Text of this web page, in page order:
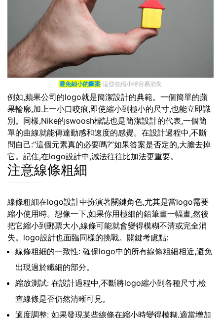
避免細小的圖案 這些在縮小時容易消失
例如,蘋果公司的logo就是簡潔設計的典範。一個簡單的蘋
果輪廓,加上一小口咬痕,即使縮小到極小的尺寸,也能立即識
別。同樣,Nike的swoosh標誌也是簡潔設計的代表,一個簡
單的曲線就能傳達動感和速度的感覺。在設計過程中,不斷
問自己:”這個元素真的必要嗎?”如果答案是否定的,大膽去掉
它。記住,在logo設計中,減法往往比加法更重要。
注意線條粗細
線條粗細在logo設計中扮演著關鍵角色,尤其是當logo需要
縮小使用時。想像一下,如果你用極細的鉛筆畫一幅畫,然後
把它縮小到郵票大小,線條可能就會變得模糊不清或完全消
失。logo設計也面臨同樣的挑戰。關鍵考慮點:
線條粗細的一致性: 確保logo中的所有線條粗細相近,避免
出現過於纖細的部分。
縮放測試: 在設計過程中,不斷將logo縮小到各種尺寸,檢
查線條是否仍然清晰可見。
適度調整: 如果發現某些線條在縮小時變得模糊,適當增加